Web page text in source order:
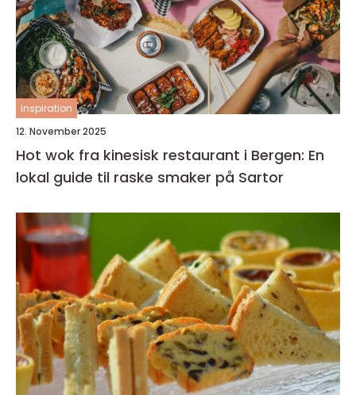
inspiration
12. November 2025
Hot wok fra kinesisk restaurant i Bergen: En
lokal guide til raske smaker på Sartor